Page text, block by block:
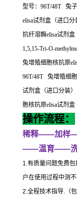
型号： 96T/48T 兔
elisa试剂盒（进口分
抗纤溶酶elisa试剂盒
1,5,15-Tri-O-
兔增殖细胞核抗原
96T/48T 兔增殖细
试剂盒（进口分装
胞核抗原elisa试剂盒
操作流程：
稀释——加样
——温育——
1.有质量问题免费
户在使用过程中测不
2.全程技术指导. （